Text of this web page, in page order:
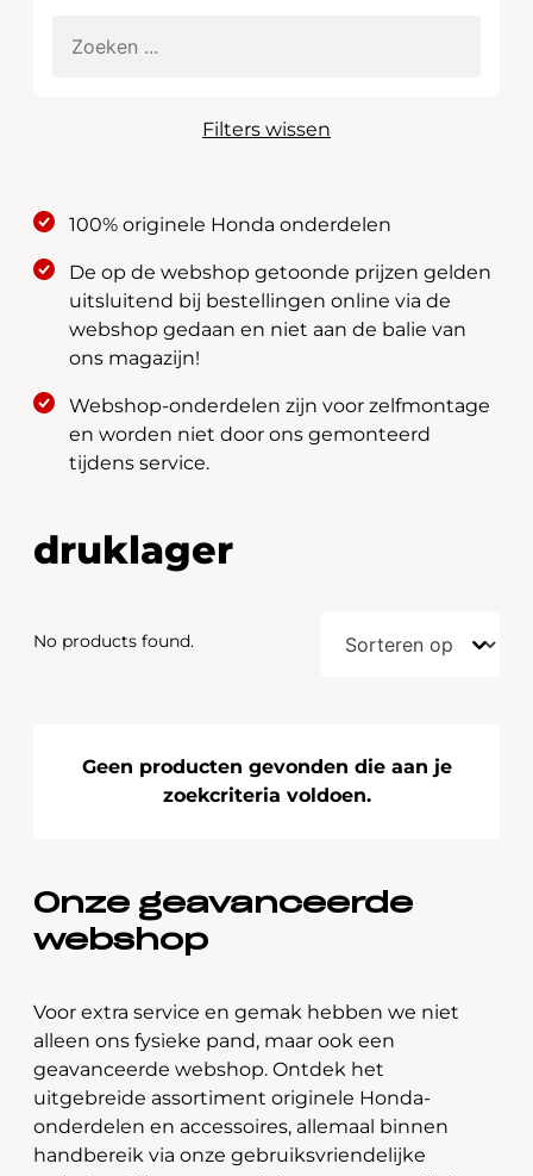
Filters wissen
100% originele Honda onderdelen
De op de webshop getoonde prijzen gelden
uitsluitend bij bestellingen online via de
webshop gedaan en niet aan de balie van
ons magazijn!
Webshop-onderdelen zijn voor zelfmontage
en worden niet door ons gemonteerd
tijdens service.
druklager
No products found.
Geen producten gevonden die aan je
zoekcriteria voldoen.
Onze geavanceerde
webshop
Voor extra service en gemak hebben we niet
alleen ons fysieke pand, maar ook een
geavanceerde webshop. Ontdek het
uitgebreide assortiment originele Honda-
onderdelen en accessoires, allemaal binnen
handbereik via onze gebruiksvriendelijke